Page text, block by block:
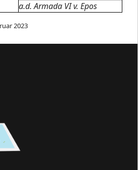
a.d. Armada VI v. Epos
2023